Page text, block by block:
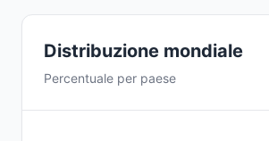
Distribuzione mondiale
Percentuale per paese